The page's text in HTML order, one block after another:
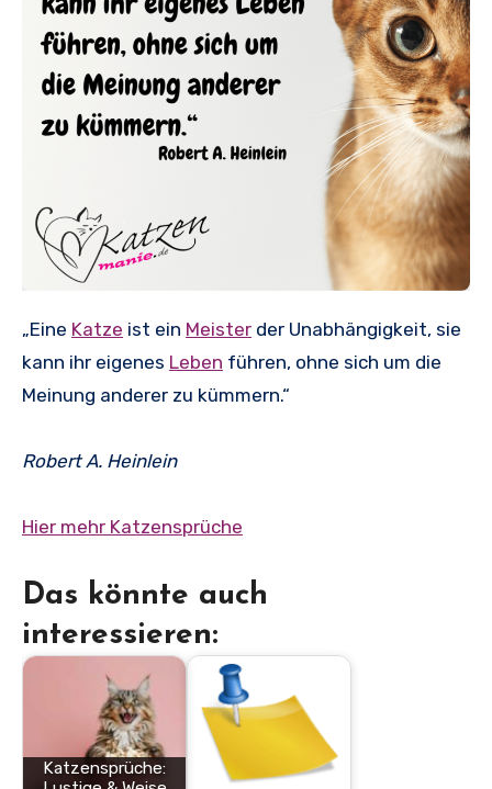
„Eine Katze ist ein Meister der Unabhängigkeit, sie
kann ihr eigenes Leben führen, ohne sich um die
Meinung anderer zu kümmern.“
Robert A. Heinlein
Hier mehr Katzensprüche
Das könnte auch
interessieren:
Katzensprüche: